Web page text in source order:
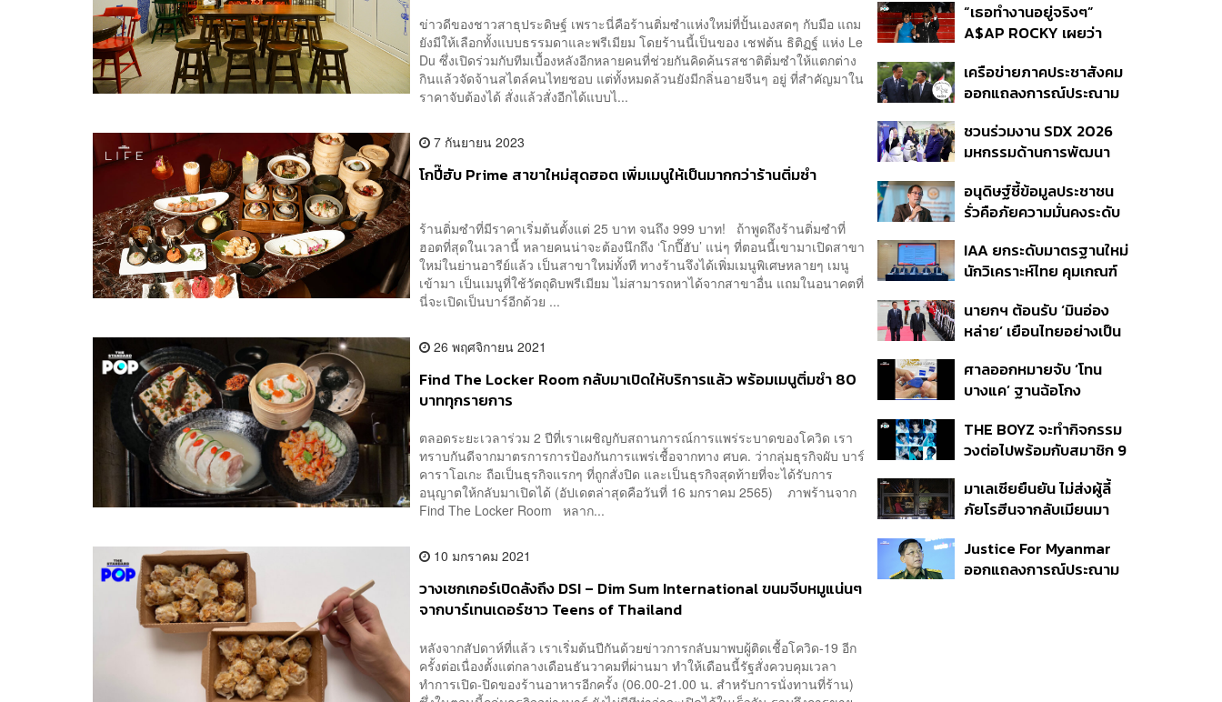
ข่าวดีของชาวสาธุประดิษฐ์ เพราะนี่คือร้านติ่มซำแห่งใหม่ที่ปั้นเองสดๆ กับมือ แถม
ยังมีให้เลือกทั้งแบบธรรมดาและพรีเมียม โดยร้านนี้เป็นของ เชฟต้น ธิติฏฐ์ แห่ง Le
Du ซึ่งเปิดร่วมกับทีมเบื้องหลังอีกหลายคนที่ช่วยกันคิดค้นรสชาติติ่มซำให้แตกต่าง
กินแล้วจัดจ้านสไตล์คนไทยชอบ แต่ทั้งหมดล้วนยังมีกลิ่นอายจีนๆ อยู่ ที่สำคัญมาใน
ราคาจับต้องได้ สั่งแล้วสั่งอีกได้แบบไ...
7 กันยายน 2023
โกปี๊ฮับ Prime สาขาใหม่สุดฮอต เพิ่มเมนูให้เป็นมากกว่าร้านติ่มซำ
ร้านติ่มซำที่มีราคาเริ่มต้นตั้งแต่ 25 บาท จนถึง 999 บาท! ถ้าพูดถึงร้านติ่มซำที่
ฮอตที่สุดในเวลานี้ หลายคนน่าจะต้องนึกถึง ‘โกปี๊ฮับ’ แน่ๆ ที่ตอนนี้เขามาเปิดสาขา
ใหม่ในย่านอารีย์แล้ว เป็นสาขาใหม่ทั้งที ทางร้านจึงได้เพิ่มเมนูพิเศษหลายๆ เมนู
เข้ามา เป็นเมนูที่ใช้วัตถุดิบพรีเมียม ไม่สามารถหาได้จากสาขาอื่น แถมในอนาคตที่
นี่จะเปิดเป็นบาร์อีกด้วย ...
26 พฤศจิกายน 2021
Find The Locker Room กลับมาเปิดให้บริการแล้ว พร้อมเมนูติ่มซำ 80
บาททุกรายการ
ตลอดระยะเวลาร่วม 2 ปีที่เราเผชิญกับสถานการณ์การแพร่ระบาดของโควิด เรา
ทราบกันดีจากมาตรการการป้องกันการแพร่เชื้อจากทาง ศบค. ว่ากลุ่มธุรกิจผับ บาร์
คาราโอเกะ ถือเป็นธุรกิจแรกๆ ที่ถูกสั่งปิด และเป็นธุรกิจสุดท้ายที่จะได้รับการ
อนุญาตให้กลับมาเปิดได้ (อัปเดตล่าสุดคือวันที่ 16 มกราคม 2565) ภาพร้านจาก
Find The Locker Room หลาก...
10 มกราคม 2021
วางเชกเกอร์เปิดลังถึง DSI – Dim Sum International ขนมจีบหมูแน่นๆ
จากบาร์เทนเดอร์ชาว Teens of Thailand
หลังจากสัปดาห์ที่แล้ว เราเริ่มต้นปีกันด้วยข่าวการกลับมาพบผู้ติดเชื้อโควิด-19 อีก
ครั้งต่อเนื่องตั้งแต่กลางเดือนธันวาคมที่ผ่านมา ทำให้เดือนนี้รัฐสั่งควบคุมเวลา
ทำการเปิด-ปิดของร้านอาหารอีกครั้ง (06.00-21.00 น. สำหรับการนั่งทานที่ร้าน)
“เธอทำงานอยู่จริงๆ”
A$AP ROCKY เผยว่า
โอเพื่อทำเพลงใหม่
เครือข่ายภาคประชาสังคม
ออกแถลงการณ์ประณาม
ต้อนรับมินอ่องหล่าย ไร้ศีล
ธรรม หวั่นถูกใช้เป็นเครื่อง
มือกดขี่ชาวเมียนมา
ชวนร่วมงาน SDX 2026
มหกรรมด้านการพัฒนา
ประเทศ
อนุดิษฐ์ชี้ข้อมูลประชาชน
รั่วคือภัยความมั่นคงระดับ
โหว่ คุ้มครองผู้แจ้งเบาะแส
รื้อระบบใช้งบไซเบอร์
IAA ยกระดับมาตรฐานใหม่
นักวิเคราะห์ไทย คุมเกณฑ์
เปิดตัวเครื่องหมาย IAA
ต่อท้ายชื่อ
นายกฯ ต้อนรับ ‘มินอ่อง
หล่าย’ เยือนไทยอย่างเป็น
คณะ-สักขีพยานลงนาม
MOU
ศาลออกหมายจับ ‘โทน
บางแค’ ฐานฉ้อโกง
แบรนด์ Zeiss ลวงขาย
กล้องส่องพระลิมิเต็ด
THE BOYZ จะทำกิจกรรม
วงต่อไปพร้อมกับสมาชิก 9
มาเลเซียยืนยัน ไม่ส่งผู้ลี้
ภัยโรฮีนจากลับเมียนมา
อยู่ในอันตราย
Justice For Myanmar
ออกแถลงการณ์ประณาม